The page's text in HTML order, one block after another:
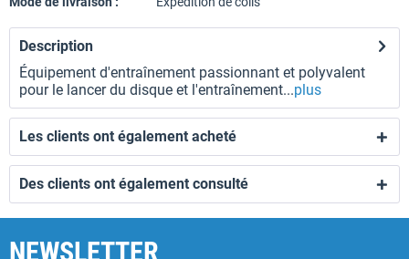
Description
Équipement d'entraînement passionnant et polyvalent
pour le lancer du disque et l'entraînement...plus
Les clients ont également acheté
Des clients ont également consulté
NEWSLETTER